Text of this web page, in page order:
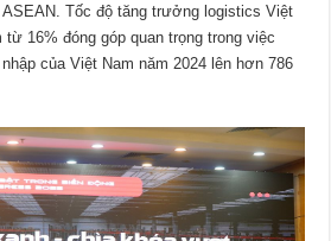
Tốc độ tăng trưởng logistics Việt
từ 16% đóng góp quan trọng trong việc
của Việt Nam năm 2024 lên hơn 786